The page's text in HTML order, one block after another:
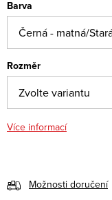
Barva
Rozměr
Více informací
Možnosti doručení